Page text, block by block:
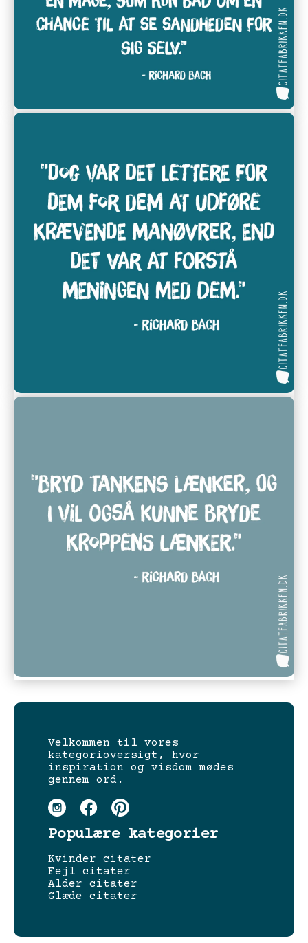
Velkommen til vores
kategorioversigt, hvor
inspiration og visdom mødes
gennem ord.
Populære kategorier
Kvinder citater
Fejl citater
Alder citater
Glæde citater